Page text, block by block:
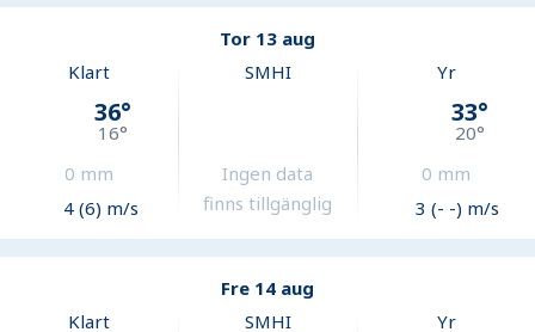
Tor 13 aug
Klart
36°
16°
0 mm
4 (6) m/s
SMHI
Ingen data
finns tillgänglig
Yr
33°
20°
0 mm
3 (- -) m/s
Fre 14 aug
Klart
SMHI Yr